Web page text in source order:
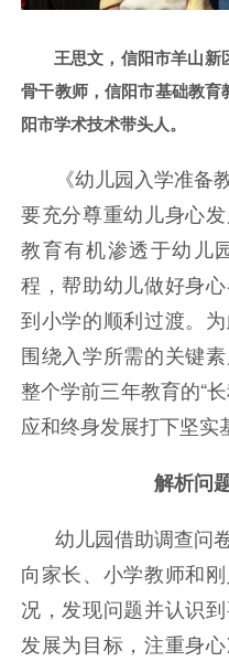
王思文，信阳市羊山新
骨干教师，信阳市基础教
阳市学术技术带头人。
《幼儿园入学准备
要充分尊重幼儿身心
教育有机渗透于幼儿
程，帮助幼儿做好身
到小学的顺利过渡。
围绕入学所需的关键
整个学前三年教育的“
应和终身发展打下坚实
解析问
幼儿园借助调查问
向家长、小学教师和
况，发现问题并认识
发展为目标，注重身